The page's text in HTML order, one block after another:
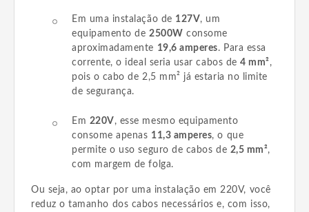
Em uma instalação de 127V, um
equipamento de 2500W consome
aproximadamente 19,6 amperes. Para essa
corrente, o ideal seria usar cabos de4 mm²,
pois o cabo de 2,5 mm² já estaria no limite
de segurança.
Em 220V , esse mesmo equipamento
consome apenas 11,3 amperes, o que
permite o uso seguro de cabos de 2,5 mm²,
com margem de folga.
Ou seja, ao optar por uma instalação em 220V, você
reduz o tamanho dos cabos necessários e, com isso,